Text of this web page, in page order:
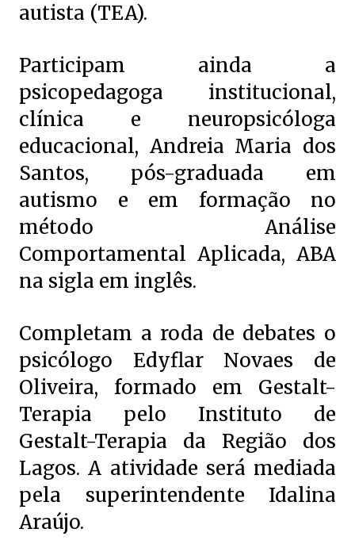
autista (TEA).
Participam ainda a
psicopedagoga institucional,
clínica e neuropsicóloga
educacional, Andreia Maria dos
Santos, pós-graduada em
autismo e em formação no
método Análise
Comportamental Aplicada, ABA
na sigla em inglês.
Completam a roda de debates o
psicólogo Edyflar Novaes de
Oliveira, formado em Gestalt-
Terapia pelo Instituto de
Gestalt-Terapia da Região dos
Lagos. A atividade será mediada
pela superintendente Idalina
Araújo.